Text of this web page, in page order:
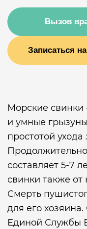
Вызов
Записаться
Морские свинки
и умные
простотой
составляет 5-7
свинки также
Смерть
для его
Единой Службы